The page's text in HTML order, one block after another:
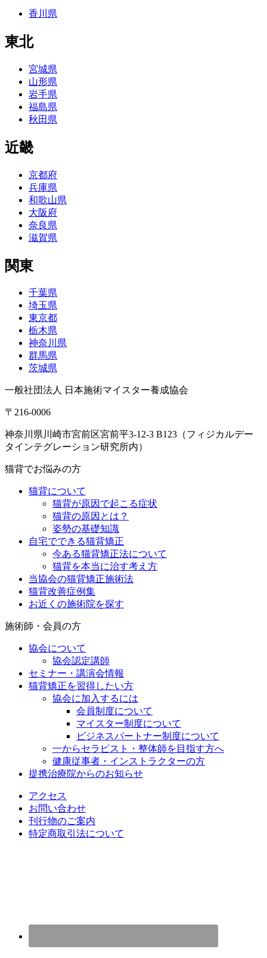
香川県
東北
宮城県
山形県
岩手県
福島県
秋田県
近畿
京都府
兵庫県
和歌山県
大阪府
奈良県
滋賀県
関東
千葉県
埼玉県
東京都
栃木県
神奈川県
群馬県
茨城県
一般社団法人 日本施術マイスター養成協会
〒216-0006
神奈川県川崎市宮前区宮前平3-12-3 B123（フィジカルデー
タインテグレーション研究所内）
猫背でお悩みの方
猫背について
猫背が原因で起こる症状
猫背の原因とは？
姿勢の基礎知識
自宅でできる猫背矯正
今ある猫背矯正法について
猫背を本当に治す考え方
当協会の猫背矯正施術法
猫背改善症例集
お近くの施術院を探す
施術師・会員の方
協会について
協会認定講師
セミナー・講演会情報
猫背矯正を習得したい方
協会に加入するには
会員制度について
マイスター制度について
ビジネスパートナー制度について
一からセラピスト・整体師を目指す方へ
健康従事者・インストラクターの方
提携治療院からのお知らせ
アクセス
お問い合わせ
刊行物のご案内
特定商取引法について